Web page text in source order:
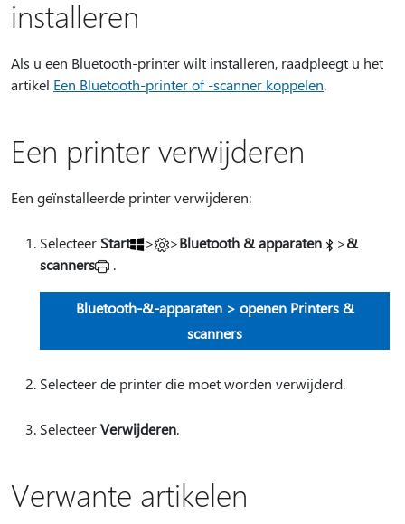
installeren
Als u een Bluetooth-printer wilt installeren, raadpleegt u het
artikel Een Bluetooth-printer of -scanner koppelen.
Een printer verwijderen
Een geïnstalleerde printer verwijderen:
Selecteer Start > >Bluetooth & apparaten >&
scanners
.
Bluetooth-&-apparaten > openen Printers &
scanners
Selecteer de printer die moet worden verwijderd.
SelecteerVerwijderen.
Verwante artikelen